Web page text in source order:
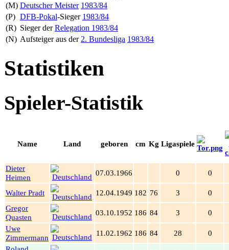
(M) Deutscher Meister 1983/84
(P) DFB-Pokal-Sieger 1983/84
(R) Sieger derRelegation 1983/84
(N) Aufsteiger aus der 2. Bundesliga 1983/84
Statistiken
Spieler-Statistik
Name Land geboren cm Kg Ligaspiele
Dieter
Heimen
07.03.1966 0 0
Walter Pradt 12.04.1949 182 76 3
0
Gregor
Quasten
03.10.1952 186 84 3
0
Uwe
Zimmermann
11.02.1962 186 84 28
0